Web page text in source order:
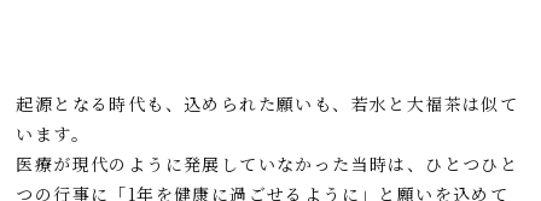
起源となる時代も、込められた願いも、若水と大福茶は似て
います。
医療が現代のように発展していなかった当時は、ひとつひと
つの行事に「1年を健康に過ごせるように」と願いを込めて